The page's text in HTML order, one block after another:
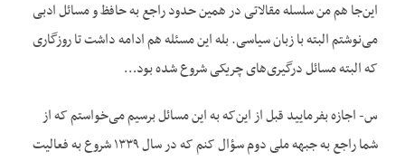
این‌جا هم من سلسله مقالاتی در همین حدود راجع به حافظ و مسائل ادبی
می‌نوشتم البته با زبان سیاسی. بله این مسئله هم ادامه داشت تا روزگاری
که البته مسائل درگیری‌های چریکی شروع شده بود…
س- اجازه بفرمایید قبل از این‌که به این مسائل برسیم می‌خواستم که از
شما راجع به جبهه ملی دوم سؤال کنم که در سال ۱۳۳۹ شروع به فعالیت